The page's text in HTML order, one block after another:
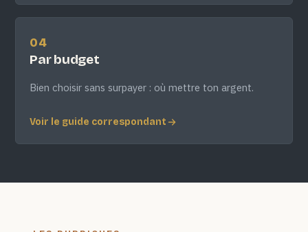
04
Par budget
Bien choisir sans surpayer : où mettre ton argent.
Voir le guide correspondant